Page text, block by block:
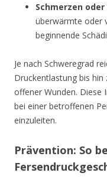
Schmerzen oder
überwärmte oder
beginnende
Je nach Schweregrad
Druckentlastung bis
offener Wunden. Diese
bei einer betroffenen
einzuleiten.
Prävention: So